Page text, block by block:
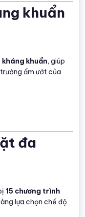
khuẩn
khuẩn, giúp
ẩm ướt của
đa
15 chương trình
lựa chọn chế độ